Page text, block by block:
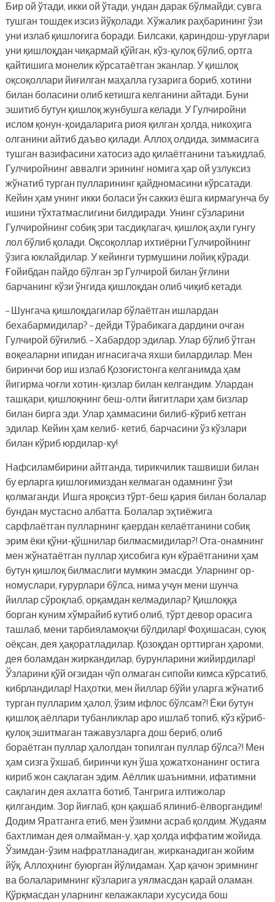
Бир ой ўтади, икки ой ўтади, ундан дарак бўлмайди; сувга
тушган тошдек изсиз йўқолади. Хўжалик раҳбарининг ўзи
уни излаб қишлоғига боради. Билсаки, қариндош-уруғлари
уни қишлоқдан чиқармай қўйган, кўз-қулоқ бўлиб, ортга
қайтишига монелик кўрсатаётган эканлар. У қишлоқ
оқсоқоллари йиғилган маҳалла гузарига бориб, хотини
билан боласини олиб кетишга келганини айтади. Буни
эшитиб бутун қишлоқ жунбушга келади. У Гулчиройни
ислом қонун-қоидаларига риоя қилган ҳолда, никоҳига
олганини айтиб даъво қилади. Аллоҳ олдида, зиммасига
тушган вазифасини хатосиз адо қилаётганини таъкидлаб,
Гулчиройнинг аввалги эрининг номига ҳар ой узлуксиз
жўнатиб турган пулларининг қайдномасини кўрсатади.
Кейин ҳам унинг икки боласи ўн саккиз ёшга кирмагунча бу
ишини тўхтатмаслигини билдиради. Унинг сўзларини
Гулчиройнинг собиқ эри тасдиқлагач, қишлоқ аҳли гунгу
лол бўлиб қолади. Оқсоқоллар ихтиёрни Гулчиройнинг
ўзига юклайдилар. У кейинги турмушини лойиқ кўради.
Ғойибдан пайдо бўлган эр Гулчирой билан ўғлини
барчанинг кўзи ўнгида қишлоқдан олиб чиқиб кетади.
– Шунгача қишлоқдагилар бўлаётган ишлардан
бехабармидилар? – дейди Тўрабикага дардини очган
Гулчирой бўғилиб. – Хабардор эдилар. Улар бўлиб ўтган
воқеаларни ипидан игнасигача яхши билардилар. Мен
биринчи бор иш излаб Қозоғистонга келганимда ҳам
йигирма чоғли хотин-қизлар билан келгандим. Улардан
ташқари, қишлоқнинг беш-олти йигитлари ҳам бизлар
билан бирга эди. Улар ҳаммасини билиб-кўриб кетган
эдилар. Кейин ҳам келиб- кетиб, барчасини ўз кўзлари
билан кўриб юрдилар-ку!
Нафсиламбирини айтганда, тирикчилик ташвиши билан
бу ерларга қишлоғимиздан келмаган одамнинг ўзи
қолмаганди. Ишга яроқсиз тўрт-беш қария билан болалар
бундан мустасно албатта. Болалар эҳтиёжига
сарфлаётган пулларнинг қаердан келаётганини собиқ
эрим ёки қўни-қўшнилар билмасмидилар?! Ота-онамнинг
мен жўнатаётган пуллар ҳисобига кун кўраётганини ҳам
бутун қишлоқ билмаслиги мумкин эмасди. Уларнинг ор-
номуслари, ғурурлари бўлса, нима учун мени шунча
йиллар сўроқлаб, орқамдан келмадилар? Қишлоққа
борган куним хўмрайиб кутиб олиб, тўрт девор орасига
ташлаб, мени тарбияламоқчи бўлдилар! Фоҳишасан, суюқ
оёқсан, дея ҳақоратладилар. Қозоқдан орттирган ҳароми,
дея боламдан жиркандилар, бурунларини жийирдилар!
Ўзларини қўй оғзидан чўп олмаган сипойи кимса кўрсатиб,
кибрландилар! Наҳотки, мен йиллар бўйи уларга жўнатиб
турган пулларим ҳалол, ўзим ифлос бўлсам?! Ёки бутун
қишлоқ аёллари тубанликлар аро ишлаб топиб, кўз кўриб-
қулоқ эшитмаган тажавузларга дош бериб, олиб
бораётган пуллар ҳалолдан топилган пуллар бўлса?! Мен
ҳам сизга ўхшаб, биринчи кун ўша ҳожатхонанинг остига
кириб жон сақлаган эдим. Аёллик шаънимни, ифатимни
сақлагин дея ахлатга ботиб, Тангрига илтижолар
қилгандим. Зор йиғлаб, қон қақшаб ялиниб-ёлворгандим!
Додим Яратганга етиб, мен ўзимни асраб қолдим. Жудаям
бахтлиман дея олмайман-у, ҳар ҳолда иффатим жойида.
Ўзимдан-ўзим нафратланадиган, жирканадиган жойим
йўқ. Аллоҳнинг буюрган йўлидаман. Ҳар қачон эримнинг
ва болаларимнинг кўзларига уялмасдан қарай оламан.
Қўрқмасдан уларнинг келажаклари хусусида бош